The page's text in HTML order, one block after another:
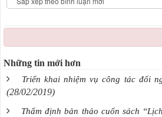
Những tin mới hơn
Triển khai nhiệm vụ công tác đối
(28/02/2019)
Thẩm định bản thảo cuốn sách